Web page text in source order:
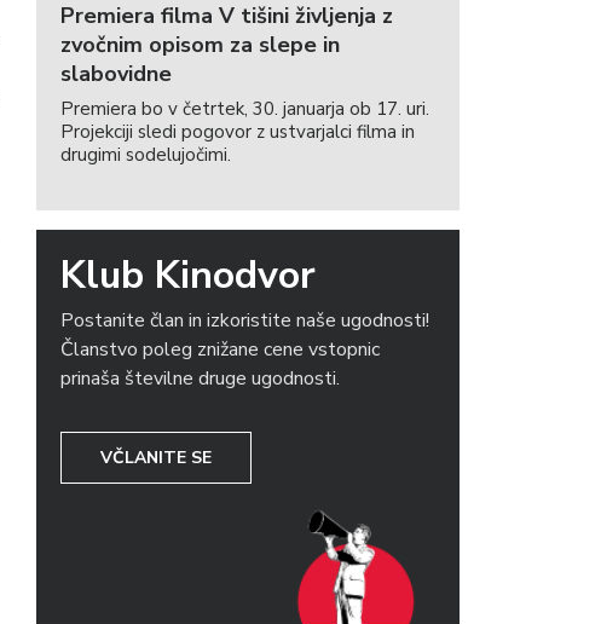
Premiera filma V tišini življenja z
zvočnim opisom za slepe in
slabovidne
Premiera bo v četrtek, 30. januarja ob 17. uri.
Projekciji sledi pogovor z ustvarjalci filma in
drugimi sodelujočimi.
Klub Kinodvor
Postanite član in izkoristite naše ugodnosti!
Članstvo poleg znižane cene vstopnic
prinaša številne druge ugodnosti.
VČLANITE SE